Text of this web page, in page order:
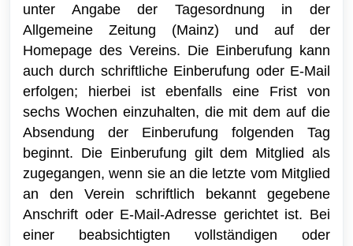
unter Angabe der Tagesordnung in der
Allgemeine Zeitung (Mainz) und auf der
Homepage des Vereins. Die Einberufung kann
auch durch schriftliche Einberufung oder E-Mail
erfolgen; hierbei ist ebenfalls eine Frist von
sechs Wochen einzuhalten, die mit dem auf die
Absendung der Einberufung folgenden Tag
beginnt. Die Einberufung gilt dem Mitglied als
zugegangen, wenn sie an die letzte vom Mitglied
an den Verein schriftlich bekannt gegebene
Anschrift oder E-Mail-Adresse gerichtet ist. Bei
einer beabsichtigten vollständigen oder